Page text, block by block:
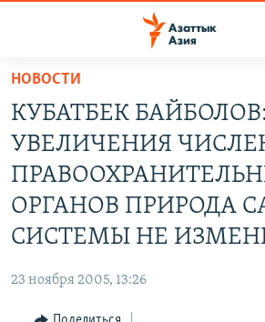
Вернуться
основному
содержанию
Вернутся
главной
навигации
КЫРГЫЗСТАН
УЗБЕКИСТАН
ТАДЖИКИСТАН
ВОЙНА В УКРАИНЕ
НА ДРУГИХ ЯЗЫКАХ
ҚАЗАҚША
ПОДПИШИТЕСЬ НА НАС В СОЦСЕТЯХ
НОВОСТИ
КУБАТБЕК
УВЕЛИЧЕНИЯ
ОРГАНОВ ПРИРОДА
СИСТЕМЫ НЕ
23 ноября 2005, 13:26